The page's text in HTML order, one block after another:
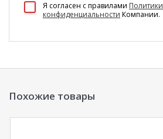
Я согласен c правилами Политики
конфиденциальности Компании.
Похожие товары